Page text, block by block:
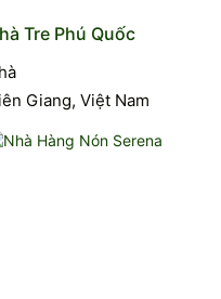
Tre Phú Quốc
Giang, Việt Nam